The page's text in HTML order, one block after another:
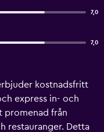
7,0
7,0
kostnadsfritt
express in- och
promenad från
restauranger. Detta